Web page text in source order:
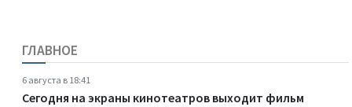
ГЛАВНОЕ
6 августа в 18:41
Сегодня на экраны кинотеатров выходит фильм